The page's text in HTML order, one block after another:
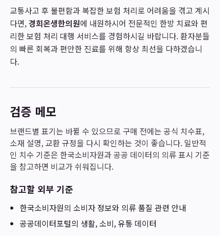
교통사고 후 불편함과 복잡한 보험 처리로 어려움을 겪고 계시
다면, 경희온생한의원에 내원하시어 전문적인 한방 치료와 편
리한 보험 처리 대행 서비스를 경험하시길 바랍니다. 환자분들
의 빠른 회복과 편안한 진료를 위해 항상 최선을 다하겠습니
다.
검증 메모
브랜드별 표기는 바뀔 수 있으므로 구매 전에는 공식 치수표,
소재 설명, 교환 규정을 다시 확인하는 것이 좋습니다. 일반적
인 치수 기준은 한국소비자원과 공공 데이터의 의류 표시 기준
을 참고하면 비교가 쉬워집니다.
참고할 외부 기준
한국소비자원의 소비자 정보와 의류 품질 관련 안내
공공데이터포털의 생활, 소비, 유통 데이터